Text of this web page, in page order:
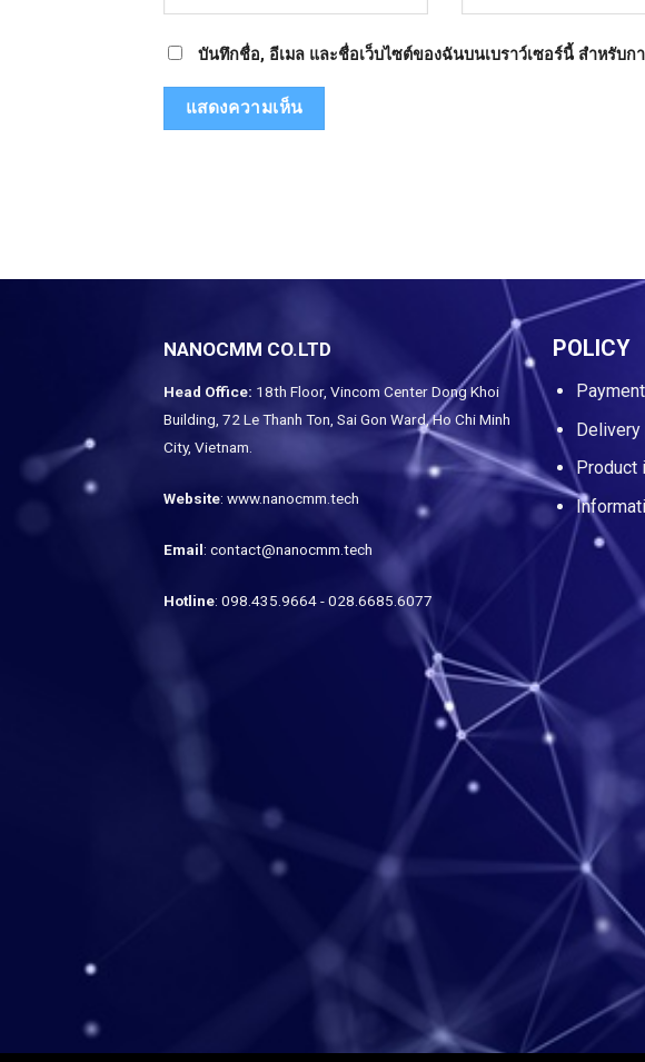
บันทึกชื่อ, อีเมล และชื่อเว็บไซต์ของฉันบนเบราว์เซอร์นี้ สำหรับก
NANOCMM CO.LTD
Head Office: 18th Floor, Vincom Center Dong Khoi
Building, 72 Le Thanh Ton, Sai Gon Ward, Ho Chi Minh
City, Vietnam.
Website: www.nanocmm.tech
Email: contact@nanocmm.tech
Hotline: 098.435.9664 - 028.6685.6077
POLICY
Product